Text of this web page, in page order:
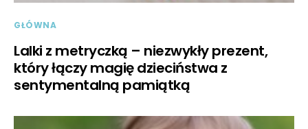
GŁÓWNA
Lalki z metryczką – niezwykły prezent,
który łączy magię dzieciństwa z
sentymentalną pamiątką